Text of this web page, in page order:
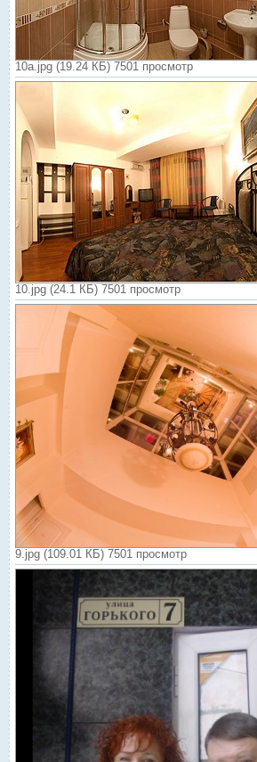
10а.jpg (19.24 КБ) 7501 просмотр
10.jpg (24.1 КБ) 7501 просмотр
9.jpg (109.01 КБ) 7501 просмотр